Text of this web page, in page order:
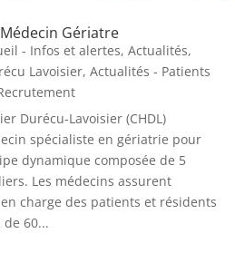
Gériatre
- Infos et alertes, Actualités,
Lavoisier, Actualités - Patients
Durécu-Lavoisier (CHDL)
spécialiste en gériatrie pour
dynamique composée de 5
Les médecins assurent
charge des patients et résidents
de 60...